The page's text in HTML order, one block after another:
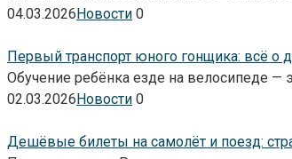
04.03.2026Новости 0
Первый транспорт юного гонщика: всё о
Обучение ребёнка езде на велосипеде —
02.03.2026Новости 0
Дешёвые билеты на самолёт и поезд: